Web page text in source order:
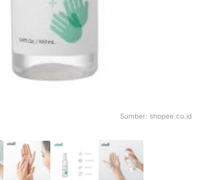
Sumber: shopee.co.id